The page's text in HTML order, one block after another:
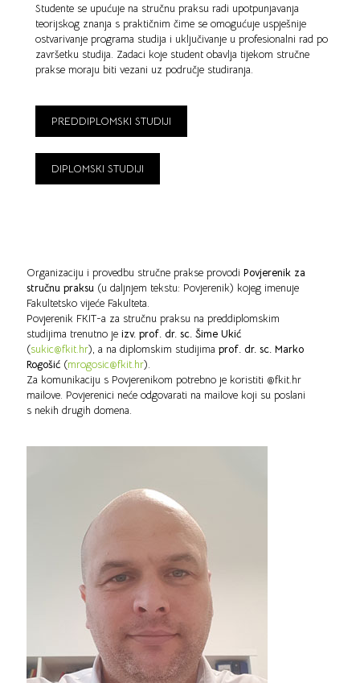
Studente se upućuje na stručnu praksu radi upotpunjavanja
teorijskog znanja s praktičnim čime se omogućuje uspješnije
ostvarivanje programa studija i uključivanje u profesionalni rad po
završetku studija. Zadaci koje student obavlja tijekom stručne
prakse moraju biti vezani uz područje studiranja.
PREDDIPLOMSKI STUDIJI
DIPLOMSKI STUDIJI
Organizaciju i provedbu stručne prakse provodi Povjerenik za
stručnu praksu (u daljnjem tekstu: Povjerenik) kojeg imenuje
Fakultetsko vijeće Fakulteta.
Povjerenik FKIT-a za stručnu praksu na preddiplomskim
studijima trenutno je izv. prof. dr. sc. Šime Ukić
(sukic@fkit.hr), a na diplomskim studijima prof. dr. sc. Marko
Rogošić (mrogosic@fkit.hr).
Za komunikaciju s Povjerenikom potrebno je koristiti @fkit.hr
mailove. Povjerenici neće odgovarati na mailove koji su poslani
s nekih drugih domena.